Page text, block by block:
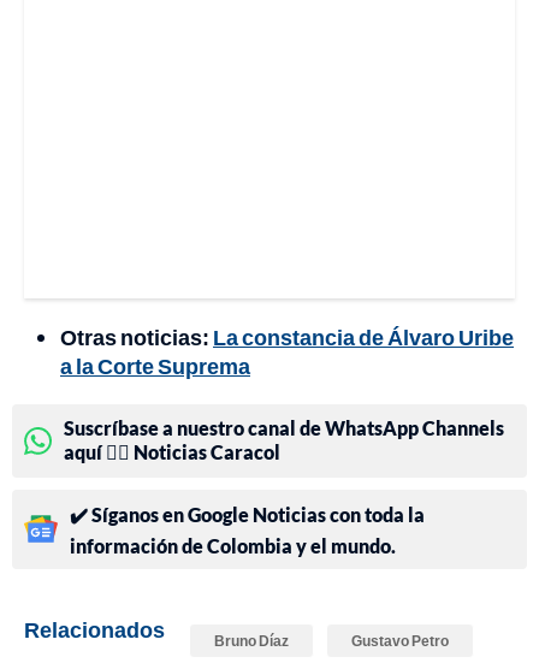
Otras noticias: La constancia de Álvaro Uribe
a la Corte Suprema
Suscríbase a nuestro canal de WhatsApp Channels
aquí 👉🏻 Noticias Caracol
✔️ Síganos en Google Noticias con toda la
información de Colombia y el mundo.
Relacionados Bruno Díaz Gustavo Petro